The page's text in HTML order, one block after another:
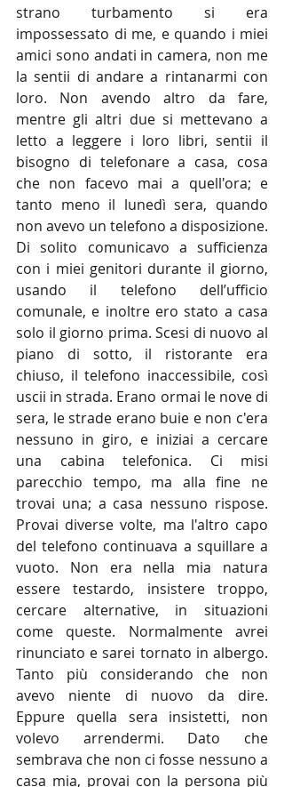
strano turbamento si era
impossessato di me, e quando i miei
amici sono andati in camera, non me
la sentii di andare a rintanarmi con
loro. Non avendo altro da fare,
mentre gli altri due si mettevano a
letto a leggere i loro libri, sentii il
bisogno di telefonare a casa, cosa
che non facevo mai a quell'ora; e
tanto meno il lunedì sera, quando
non avevo un telefono a disposizione.
Di solito comunicavo a sufficienza
con i miei genitori durante il giorno,
usando il telefono dell’ufficio
comunale, e inoltre ero stato a casa
solo il giorno prima. Scesi di nuovo al
piano di sotto, il ristorante era
chiuso, il telefono inaccessibile, così
uscii in strada. Erano ormai le nove di
sera, le strade erano buie e non c'era
nessuno in giro, e iniziai a cercare
una cabina telefonica. Ci misi
parecchio tempo, ma alla fine ne
trovai una; a casa nessuno rispose.
Provai diverse volte, ma l'altro capo
del telefono continuava a squillare a
vuoto. Non era nella mia natura
essere testardo, insistere troppo,
cercare alternative, in situazioni
come queste. Normalmente avrei
rinunciato e sarei tornato in albergo.
Tanto più considerando che non
avevo niente di nuovo da dire.
Eppure quella sera insistetti, non
volevo arrendermi. Dato che
sembrava che non ci fosse nessuno a
casa mia, provai con la persona più